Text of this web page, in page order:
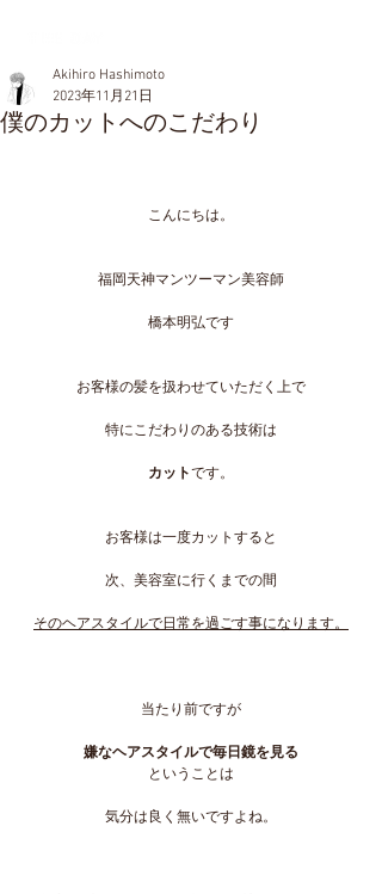
僕のカットへのこだわり
Akihiro Hashimoto
2023年11月21日
こんにちは。
福岡天神マンツーマン美容師
橋本明弘です
お客様の髪を扱わせていただく上で
特にこだわりのある技術は
カットです。
お客様は一度カットすると
次、美容室に行くまでの間
そのヘアスタイルで日常を過ごす事になります。
当たり前ですが
嫌なヘアスタイルで毎日鏡を見る
ということは
気分は良く無いですよね。